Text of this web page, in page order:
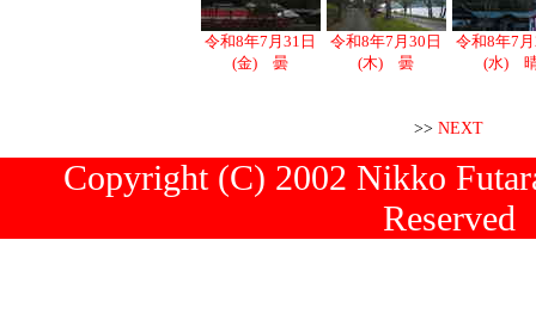
令和8年7月31日
(金) 曇
令和8年7月30日
(木) 曇
令和8年7
(水)
>> NEXT
Copyright (C) 2002 Nikko
Reserved